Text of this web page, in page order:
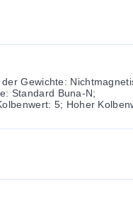
Gewichte:
Standard Buna-N;
5; Hoher